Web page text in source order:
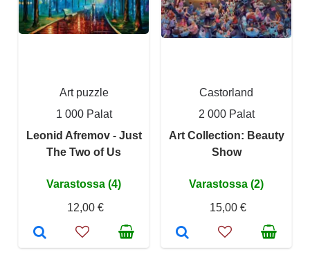
Art puzzle
1 000 Palat
Leonid Afremov - Just
The Two of Us
Varastossa (4)
12,00 €
Castorland
2 000 Palat
Art Collection: Beauty
Show
Varastossa (2)
15,00 €